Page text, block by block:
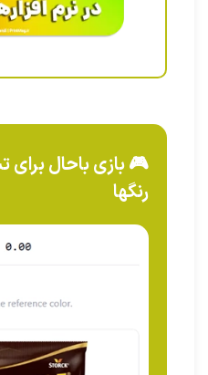
🎮 بازی باحال
رنگها